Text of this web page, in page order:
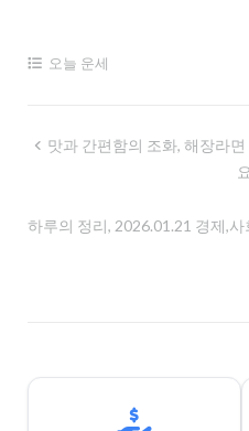
오늘 운세
글
비
맛과 간편함의 조화, 해장라
하루의 정리, 2026.01.21 경제,